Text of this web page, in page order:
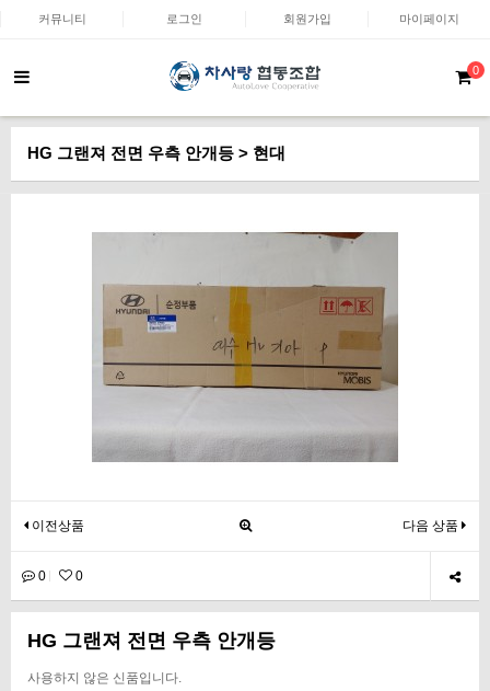
커뮤니티 로그인 회원가입 마이페이지
0
HG 그랜져 전면 우측 안개등 > 현대
이전상품 다음 상품
0 0
HG 그랜져 전면 우측 안개등
사용하지 않은 신품입니다.